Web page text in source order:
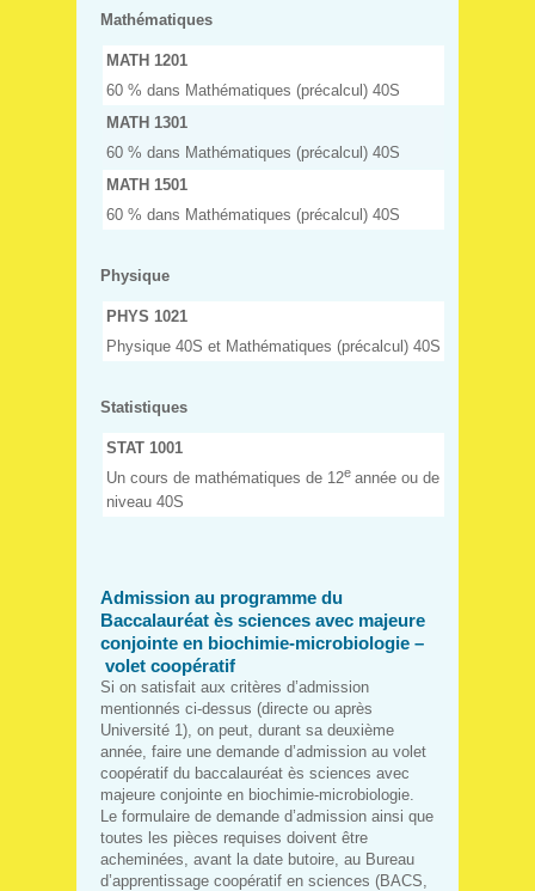
Mathématiques
MATH 1201
60 % dans Mathématiques (précalcul) 40S
MATH 1301
60 % dans Mathématiques (précalcul) 40S
MATH 1501
60 % dans Mathématiques (précalcul) 40S
Physique
PHYS 1021
Physique 40S et Mathématiques (précalcul) 40S
Statistiques
STAT 1001
Un cours de mathématiques de 12e année ou de
niveau 40S
Admission au programme du
Baccalauréat ès sciences avec majeure
conjointe en biochimie-microbiologie –
volet coopératif
Si on satisfait aux critères d’admission
mentionnés ci-dessus (directe ou après
Université 1), on peut, durant sa deuxième
année, faire une demande d’admission au volet
coopératif du baccalauréat ès sciences avec
majeure conjointe en biochimie-microbiologie.
Le formulaire de demande d’admission ainsi que
toutes les pièces requises doivent être
acheminées, avant la date butoire, au Bureau
d’apprentissage coopératif en sciences (BACS,